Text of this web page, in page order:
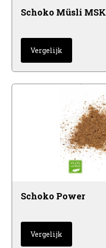
Schoko Müsli MSK
Vergelijk
Schoko Power
Vergelijk